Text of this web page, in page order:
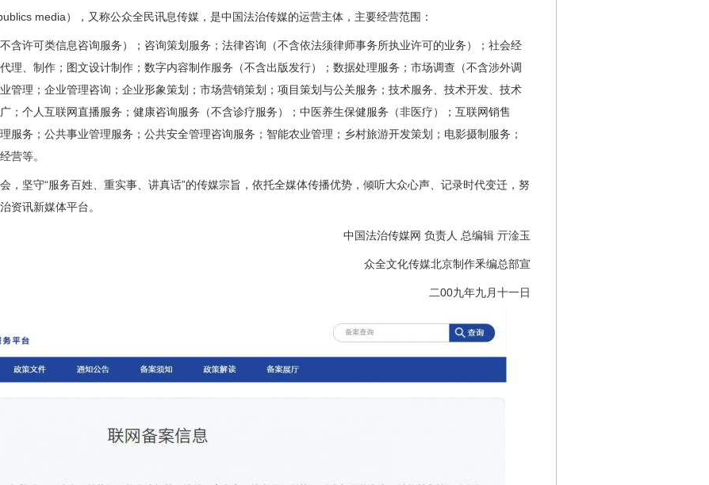
media），又称公众全民讯息传媒，是中国法治传媒的运营主体，主要经营范围：
许可类信息咨询服务）；咨询策划服务；法律咨询（不含依法须律师事务所执业许可的业务）；社会经
理、制作；图文设计制作；数字内容制作服务（不含出版发行）；数据处理服务；市场调查（不含涉外调
管理；企业管理咨询；企业形象策划；市场营销策划；项目策划与公关服务；技术服务、技术开发、技术
；个人互联网直播服务；健康咨询服务（不含诊疗服务）；中医养生保健服务（非医疗）；互联网销售
服务；公共事业管理服务；公共安全管理咨询服务；智能农业管理；乡村旅游开发策划；电影摄制服务；
营等。
坚守“服务百姓、重实事、讲真话”的传媒宗旨，依托全媒体传播优势，倾听大众心声、记录时代变迁，努
资讯新媒体平台。
中国法治传媒网 负责人 总编辑 亓淦玉
众全文化传媒北京制作釆编总部宣
二00九年九月十一日